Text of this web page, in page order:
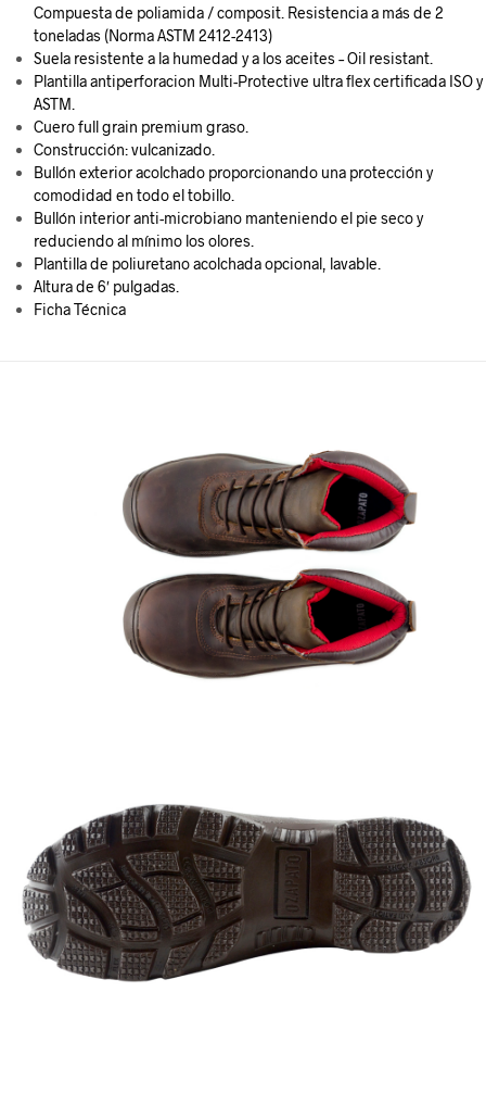
Compuesta de poliamida / composit. Resistencia a más de 2
toneladas (Norma ASTM 2412-2413)
Suela resistente a la humedad y a los aceites – Oil resistant.
Plantilla antiperforacion Multi-Protective ultra flex certificada ISO y
ASTM.
Cuerofull grain premium graso.
Construcción: vulcanizado.
Bullón exterior acolchado proporcionando una protección y
comodidad en todo el tobillo.
Bullón interior anti-microbiano manteniendo el pie seco y
reduciendo al mínimo los olores.
Plantilla de poliuretano acolchada opcional, lavable.
Altura de 6′ pulgadas.
Ficha Técnica